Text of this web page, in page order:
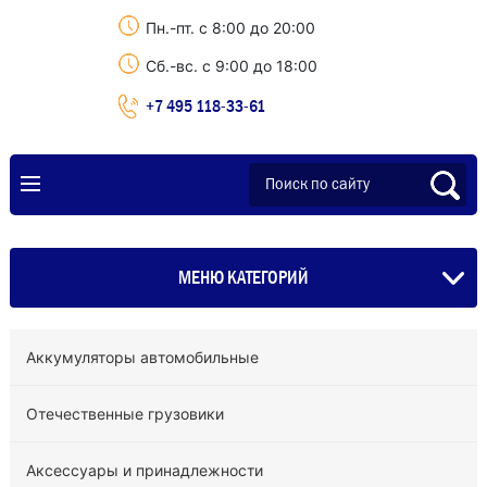
Пн.-пт. с 8:00 до 20:00
Сб.-вс. с 9:00 до 18:00
+7 495 118-33-61
МЕНЮ КАТЕГОРИЙ
Аккумуляторы автомобильные
Отечественные грузовики
Аксессуары и принадлежности